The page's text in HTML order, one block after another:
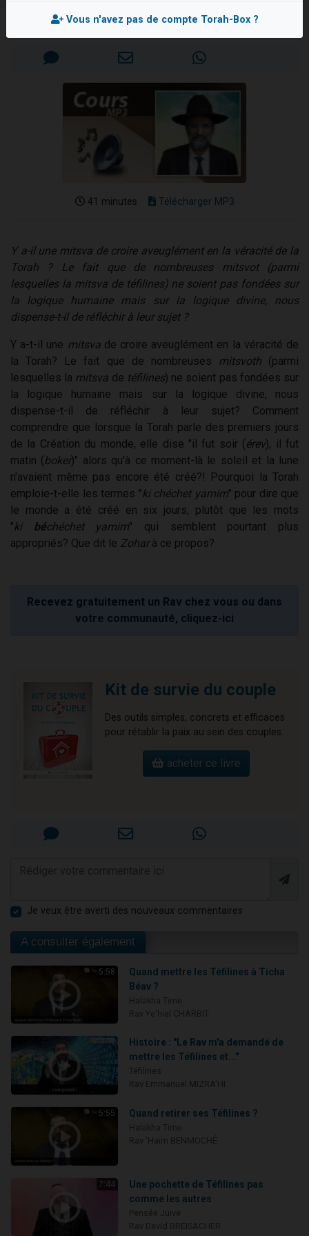
Odaya vient de donner son Maasser
Rav Ron CHAYA
Mis en ligne le Dimanche 23 Décembre 2012
41 minutes Télécharger MP3
Y a-il une mitsva de croire aveuglément en la véracité de la
Torah ? Le fait que de nombreuses mitsvot (parmi
lesquelles la mitsva de téfilines) ne soient pas fondées sur
la logique humaine mais sur la logique divine, nous
dispense-t-il de réfléchir à leur sujet ?
Y a-t-il une mitsvade croire aveuglément en la véracité de
la Torah? Le fait que de nombreuses
mitsvoth(parmi
lesquelles la mitsva de téfilines) ne soient pas fondées sur
la logique humaine mais sur la logique divine, nous
dispense-t-il de réfléchir à leur sujet? Comment
comprendre que lorsque la Torah parle des premiers jours
de la Création du monde, elle dise "il fut soir (érev), il fut
matin (boker)" alors qu'à ce moment-là le soleil et la lune
n'avaient même pas encore été créé?! Pourquoi la Torah
emploie-t-elle les termes "ki chéchet yamim" pour dire que
le monde a été créé en six jours, plutôt que les mots
"ki béchéchet yamim" qui semblent pourtant plus
appropriés? Que dit le Zoharà ce propos?
Recevez gratuitement un Rav chez vous ou dans
votre communauté, cliquez-ici
Kit de survie du couple
Des outils simples, concrets et efficaces
pour rétablir la paix au sein des couples.
acheter ce livre
Je veux être averti des nouveaux commentaires
A consulter également
5:58
Quand mettre les Téfilines à Ticha
Béav ?
Histoire : "Le Rav m'a demandé de
mettre les Téfilines et..."
5:55 Quand retirer ses Téfilines ?
7:44
Une pochette de Téfilines pas
comme les autres
Vous n'avez pas de compte Torah-Box ?